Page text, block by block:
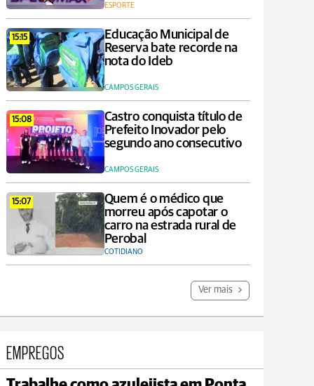
ESPORTE
15:15
Educação Municipal de
Reserva bate recorde na
nota do Ideb
CAMPOS GERAIS
15:08
Castro conquista título de
Prefeito Inovador pelo
segundo ano consecutivo
CAMPOS GERAIS
15:07
Quem é o médico que
morreu após capotar o
carro na estrada rural de
Perobal
COTIDIANO
Ver mais
EMPREGOS